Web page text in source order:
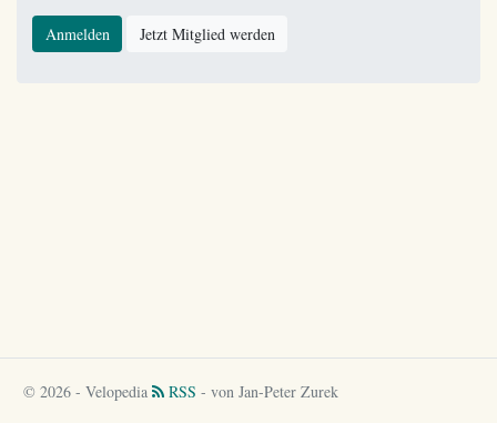
Anmelden Jetzt Mitglied werden
© 2026 - Velopedia RSS - von Jan-Peter Zurek